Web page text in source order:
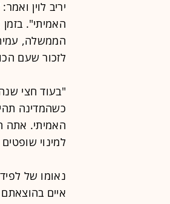
יריב לוין
האמיתי".
הממשלה,
לזכור שעם
"בעוד חצי
כשהמדינה
האמיתי. אתה
למינוי
נאומו של
איים